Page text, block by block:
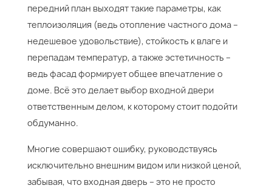
передний план выходят такие параметры, как
теплоизоляция (ведь отопление частного дома –
недешевое удовольствие), стойкость к влаге и
перепадам температур, а также эстетичность –
ведь фасад формирует общее впечатление о
доме. Всё это делает выбор входной двери
ответственным делом, к которому стоит подойти
обдуманно.
Многие совершают ошибку, руководствуясь
исключительно внешним видом или низкой ценой,
забывая, что входная дверь – это не просто